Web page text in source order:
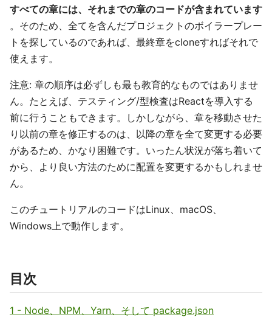
すべての章には、それまでの章のコードが含まれています
。そのため、全てを含んだプロジェクトのボイラープレー
トを探しているのであれば、最終章をcloneすればそれで
使えます。
注意: 章の順序は必ずしも最も教育的なものではありませ
ん。たとえば、テスティング/型検査はReactを導入する
前に行うこともできます。しかしながら、章を移動させた
り以前の章を修正するのは、以降の章を全て変更する必要
があるため、かなり困難です。いったん状況が落ち着いて
から、より良い方法のために配置を変更するかもしれませ
ん。
このチュートリアルのコードはLinux、macOS、
Windows上で動作します。
目次
1 - Node、NPM、Yarn、そして package.json